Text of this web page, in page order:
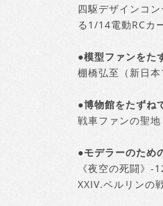
四駆デザインコ
る1/14電動RCカ
●模型ファンをた
棚橋弘至（新日本
●博物館をたずね
戦車ファンの聖
●モデラーのため
《夜空の死闘》-
XXIV.ベルリンの